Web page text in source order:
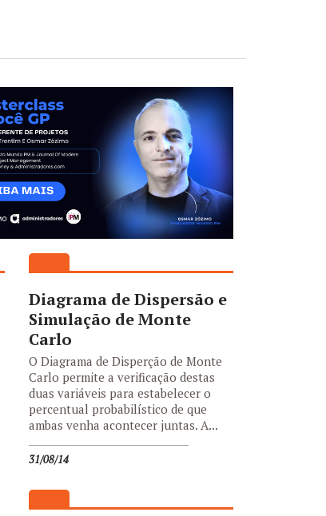
Diagrama de Dispersão e
Simulação de Monte
Carlo
O Diagrama de Disperção de Monte
Carlo permite a verificação destas
duas variáveis para estabelecer o
percentual probabilístico de que
ambas venha acontecer juntas. A...
31/08/14